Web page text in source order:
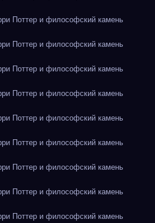
Поттер и философский камень
Поттер и философский камень
Поттер и философский камень
Поттер и философский камень
Поттер и философский камень
Поттер и философский камень
Поттер и философский камень
Поттер и философский камень
Поттер и философский камень